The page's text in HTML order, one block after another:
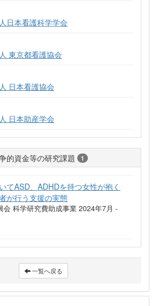
日本看護科学学会
東京都看護協会
日本看護協会
日本助産学会
的資金等の研究課題 1
てASD、ADHDを持つ女性が抱く
が行う支援の実態
会 科学研究費助成事業 2024年7月 -
一覧へ戻る